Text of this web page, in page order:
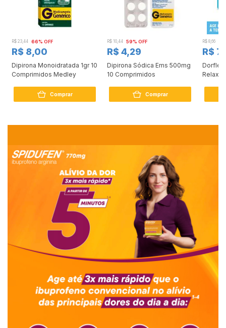
R$ 23,44 66% OFF
R$ 8,00
Dipirona Monoidratada 1gr 10
Comprimidos Medley
Comprar
R$ 10,44 59% OFF
R$ 4,29
Dipirona Sódica Ems 500mg
10 Comprimidos
Comprar
R$ 8,66
R$
Dorflex